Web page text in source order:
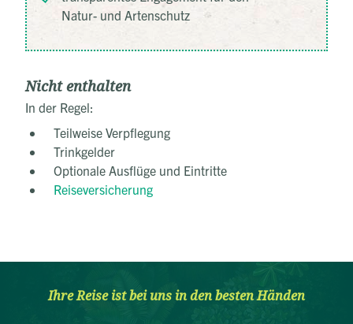
Natur- und Artenschutz
Nicht enthalten
In der Regel:
Teilweise Verpflegung
Trinkgelder
Optionale Ausflüge und Eintritte
Reiseversicherung
Ihre Reise ist bei uns in den besten Händen